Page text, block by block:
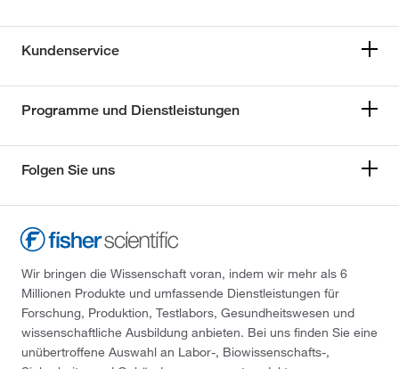
Kundenservice
Programme und Dienstleistungen
Folgen Sie uns
Wir bringen die Wissenschaft voran, indem wir mehr als 6
Millionen Produkte und umfassende Dienstleistungen für
Forschung, Produktion, Testlabors, Gesundheitswesen und
wissenschaftliche Ausbildung anbieten. Bei uns finden Sie eine
unübertroffene Auswahl an Labor-, Biowissenschafts-,